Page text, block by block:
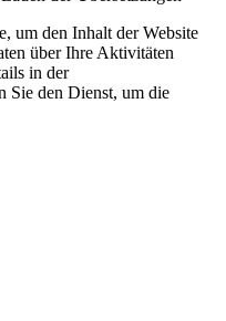
um den Inhalt der Website
über Ihre Aktivitäten
in der
Sie den Dienst, um die